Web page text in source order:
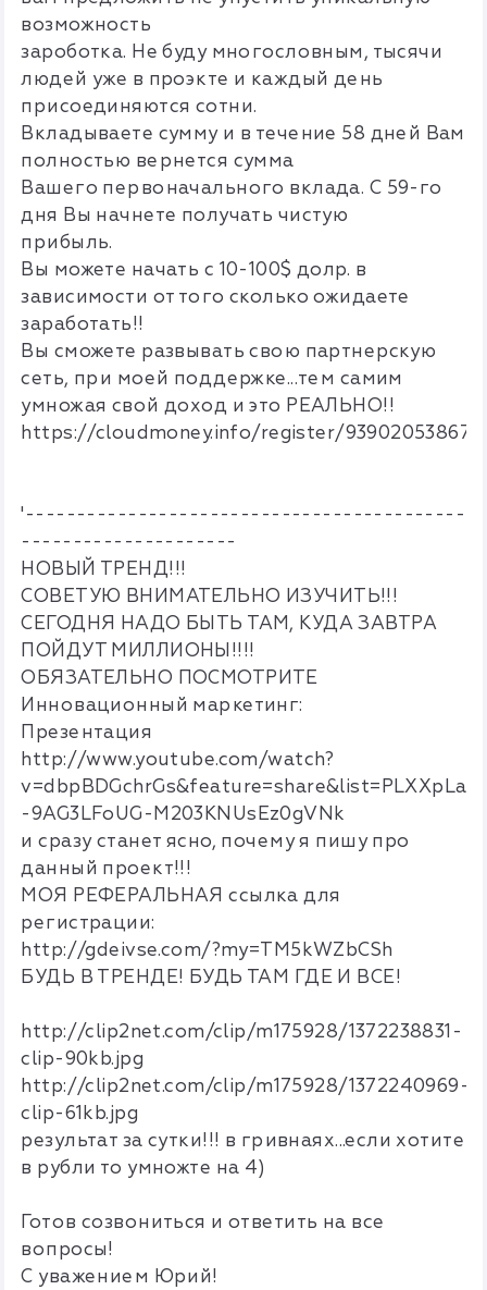
возможность
зароботка. Не буду многословным, тысячи
людей уже в проэкте и каждый день
присоединяются сотни.
Вкладываете сумму и в течение 58 дней Вам
полностью вернется сумма
Вашего первоначального вклада. С 59-го
дня Вы начнете получать чистую
прибыль.
Вы можете начать с 10-100$ долр. в
зависимости от того сколько ожидаете
заработать!!
Вы сможете развывать свою партнерскую
сеть, при моей поддержке...тем самим
умножая свой доход и это РЕАЛЬНО!!
https://cloudmoney.info/register/93902053867/
'-------------------------------------------
---------------------
НОВЫЙ ТРЕНД!!!
СОВЕТУЮ ВНИМАТЕЛЬНО ИЗУЧИТЬ!!!
СЕГОДНЯ НАДО БЫТЬ ТАМ, КУДА ЗАВТРА
ПОЙДУТ МИЛЛИОНЫ!!!!
ОБЯЗАТЕЛЬНО ПОСМОТРИТЕ
Инновационный маркетинг:
Презентация
http://www.youtube.com/watch?
v=dbpBDGchrGs&feature=share&list=PLXXpLa-
-9AG3LFoUG-M203KNUsEz0gVNk
и сразу станет ясно, почему я пишу про
данный проект!!!
МОЯ РЕФЕРАЛЬНАЯ ссылка для
регистрации:
http://gdeivse.com/?my=TM5kWZbCSh
БУДЬ В ТРЕНДЕ! БУДЬ ТАМ ГДЕ И ВСЕ!
http://clip2net.com/clip/m175928/1372238831-
clip-90kb.jpg
http://clip2net.com/clip/m175928/1372240969-
clip-61kb.jpg
результат за сутки!!! в гривнаях...если хотите
в рубли то умножте на 4)
Готов созвониться и ответить на все
вопросы!
С уважением Юрий!